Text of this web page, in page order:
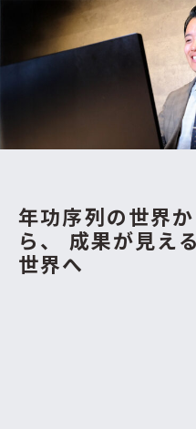
年功序列の世界か
ら、
成果が見える
世界へ